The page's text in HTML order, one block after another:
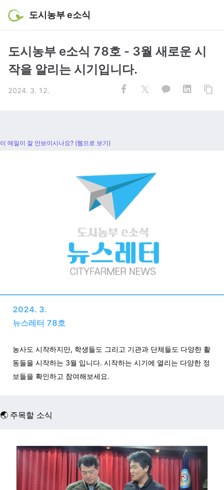
도시농부 e소식
도시농부 e소식 78호 - 3월 새로운 시
작을 알리는 시기입니다.
2024. 3. 12.
이 메일이 잘 안보이시나요? (웹으로 보기)
2024. 3.
뉴스레터 78호
농사도 시작하지만, 학생들도 그리고 기관과 단체들도 다양한 활
동들을 시작하는 3월 입니다. 시작하는 시기에 열리는 다양한 정
보들을 확인하고 참여해보세요.
🌏 주목할 소식